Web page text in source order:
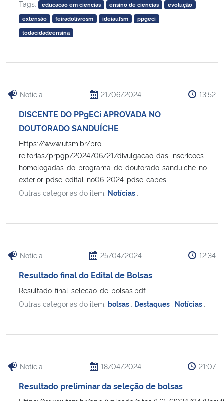
Tags:
educacao em ciencias ensino de ciencias
evolução
extensão
feiradolivrosm ideiaufsm
ppgeci
todacidadeensina
Notícia 21/06/2024 13:52
DISCENTE DO PPgECi APROVADA NO
DOUTORADO SANDUÍCHE
Https://www.ufsm.br/pro-
reitorias/prpgp/2024/06/21/divulgacao-das-inscricoes-
homologadas-do-programa-de-doutorado-sanduiche-no-
exterior-pdse-edital-no06-2024-pdse-capes
Outras categorias do item: Notícias
Notícia 25/04/2024 12:34
Resultado final do Edital de Bolsas
Resultado-final-selecao-de-bolsas.pdf
Outras categorias do item: bolsas Destaques Notícias
Notícia 18/04/2024 21:07
Resultado preliminar da seleção de bolsas